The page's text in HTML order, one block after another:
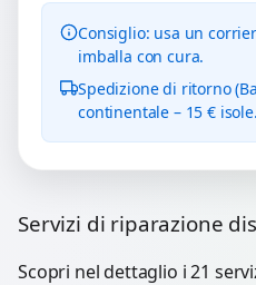
Consiglio: usa un
imballa con cura.
Spedizione di ritorno
continentale – 15 € isole.
Servizi di riparazione
Scopri nel dettaglio i 21